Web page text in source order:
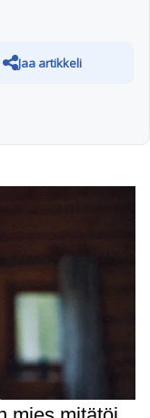
Jaa artikkeli